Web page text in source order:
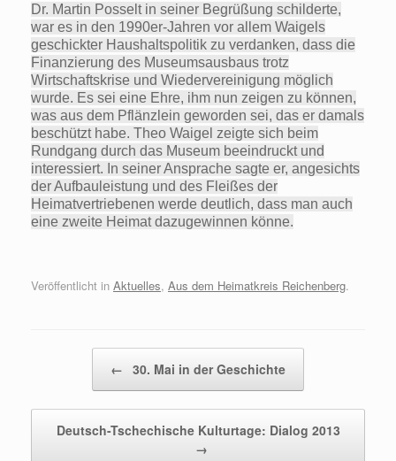
Dr. Martin Posselt in seiner Begrüßung schilderte,
war es in den 1990er-Jahren vor allem Waigels
geschickter Haushaltspolitik zu verdanken, dass die
Finanzierung des Museumsausbaus trotz
Wirtschaftskrise und Wiedervereinigung möglich
wurde. Es sei eine Ehre, ihm nun zeigen zu können,
was aus dem Pflänzlein geworden sei, das er damals
beschützt habe. Theo Waigel zeigte sich beim
Rundgang durch das Museum beeindruckt und
interessiert. In seiner Ansprache sagte er, angesichts
der Aufbauleistung und des Fleißes der
Heimatvertriebenen werde deutlich, dass man auch
eine zweite Heimat dazugewinnen könne.
Veröffentlicht in Aktuelles, Aus dem Heimatkreis Reichenberg.
← 30. Mai in der Geschichte
Deutsch-Tschechische Kulturtage: Dialog 2013
→